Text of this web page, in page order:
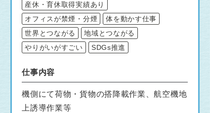
産休・育休取得実績あり
オフィスが禁煙・分煙
体を動かす仕事
世界とつながる
地域とつながる
やりがいがすごい
SDGs推進
仕事内容
機側にて荷物・貨物の搭降載作業、航空機地
上誘導作業等